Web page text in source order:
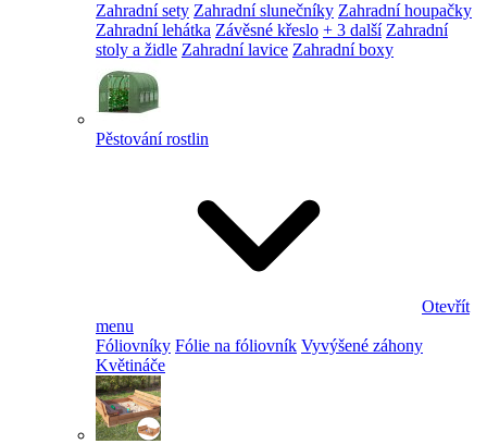
Zahradní sety Zahradní slunečníky Zahradní houpačky
Zahradní lehátka Závěsné křeslo + 3 další Zahradní
stoly a židle Zahradní lavice Zahradní boxy
Pěstování rostlin
Otevřít
menu
Fóliovníky Fólie na fóliovník Vyvýšené záhony
Květináče